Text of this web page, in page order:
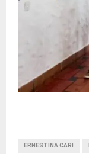
ERNESTINA CARI